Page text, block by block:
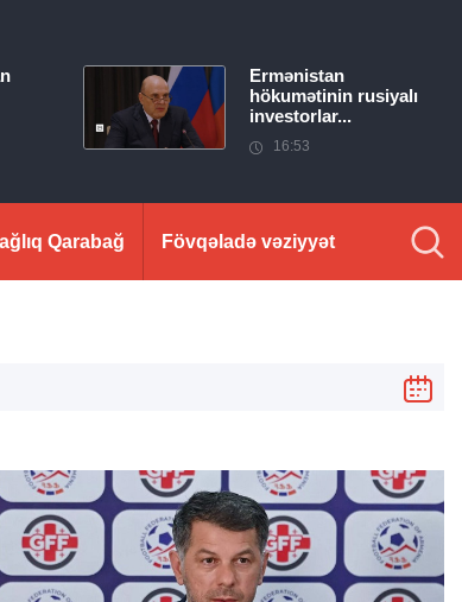
Ermənistan
hökumətinin rusiyalı
investorlar...
16:53
Qarabağ Fövqəladə vəziyyət